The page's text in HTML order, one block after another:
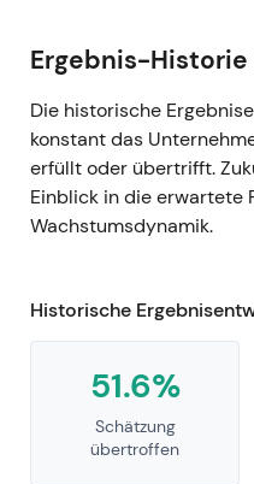
Ergebnis-
Die historische
konstant das
erfüllt oder übertrifft.
Einblick in die erwartete
Wachstumsdynamik.
Historische
51.6%
Schätzung
übertroffen